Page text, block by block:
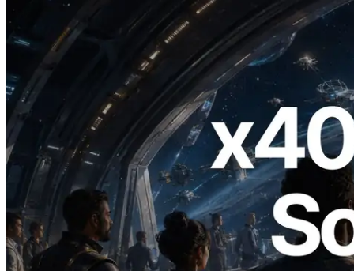
2026.07.04
ERPC lança Solana RPC com suporte a
x402 — A era em que agentes de IA
pagam sob demanda pelas APIs de que
precisam